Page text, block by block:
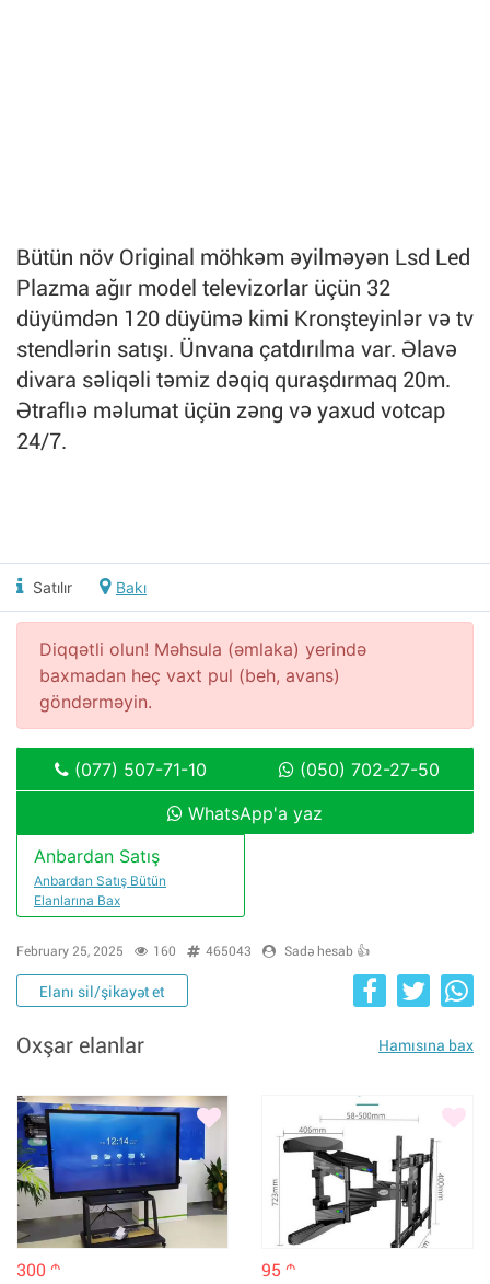
Bütün növ Original möhkəm əyilməyən Lsd Led
Plazma ağır model televizorlar üçün 32
düyümdən 120 düyümə kimi Kronşteyinlər və tv
stendlərin satışı. Ünvana çatdırılma var. Əlavə
divara səliqəli təmiz dəqiq quraşdırmaq 20m.
Ətraflıə məlumat üçün zəng və yaxud votcap
24/7.
Satılır Bakı
Diqqətli olun! Məhsula (əmlaka) yerində
baxmadan heç vaxt pul (beh, avans)
göndərməyin.
(077) 507-71-10
(050) 702-27-50
WhatsApp'a yaz
Anbardan Satış
Anbardan Satış Bütün
Elanlarına Bax
February 25, 2025 160 465043 Sadə hesab 👍
Elanı sil/şikayət et
Oxşar elanlar Hamısına bax
300 m 95 m